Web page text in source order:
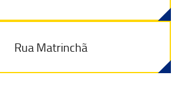
Rua Matrinchã